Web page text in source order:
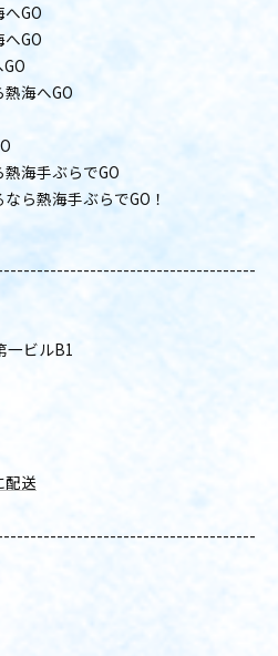
GO
GO
海へGO
海手ぶらでGO
ら熱海手ぶらでGO！
ビルB1
配送